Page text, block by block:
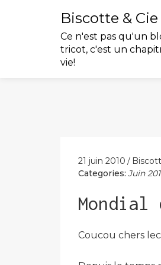
Biscotte & Cie
Ce n'est pas qu'un
tricot, c'est un
vie!
21 juin 2010
Categories: Juin
Coucou chers